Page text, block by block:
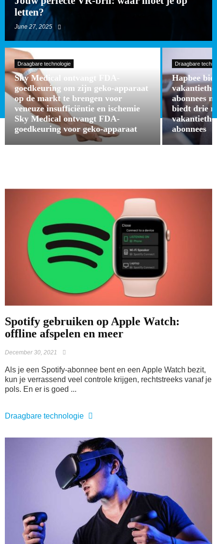
letten?
June 27, 2025
Draagbare technologie
Sky Medical ontvangt FDA-
goedkeuring om zijn geko-apparaat
op de markt te brengen voor
veneuze insufficiëntie en ischemie
Sky Medical ontvangt FDA-
goedkeuring voor geko-apparaat
Draagbare
Hapbee
abonnees
biedt drie
abonnees
Spotify gebruiken op Apple Watch:
offline afspelen en meer
December 30, 2021
Als je een Spotify-abonnee bent en een Apple Watch bezit,
kun je verrassend veel controle krijgen, rechtstreeks vanaf je
pols. En er is goed ...
Draagbare technologie